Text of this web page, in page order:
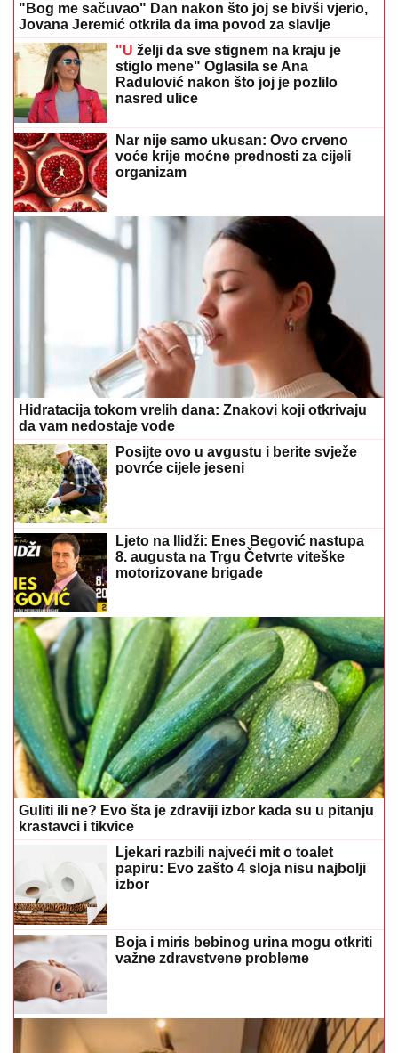
"Bog me sačuvao" Dan nakon što joj se bivši vjerio,
Jovana Jeremić otkrila da ima povod za slavlje
"U želji da sve stignem na kraju je
stiglo mene" Oglasila se Ana
Radulović nakon što joj je pozlilo
nasred ulice
Nar nije samo ukusan: Ovo crveno
voće krije moćne prednosti za cijeli
organizam
Hidratacija tokom vrelih dana: Znakovi koji otkrivaju
da vam nedostaje vode
Posijte ovo u avgustu i berite svježe
povrće cijele jeseni
Ljeto na Ilidži: Enes Begović nastupa
8. augusta na Trgu Četvrte viteške
motorizovane brigade
Guliti ili ne? Evo šta je zdraviji izbor kada su u pitanju
krastavci i tikvice
Ljekari razbili najveći mit o toalet
papiru: Evo zašto 4 sloja nisu najbolji
izbor
Boja i miris bebinog urina mogu otkriti
važne zdravstvene probleme